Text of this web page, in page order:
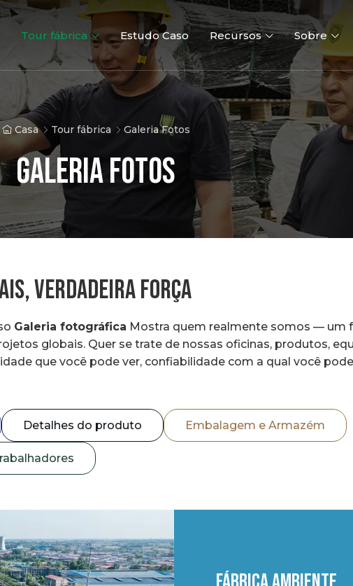
3D Portões vedação
Tour fábrica Estudo Caso Recursos Sobre
Casa Tour fábrica Galeria Fotos
Galeria Fotos
VERDADEIRA FORÇA
Galeria fotográfica Mostra quem realmente somos — um
globais. Quer se trate de nossas oficinas, produtos,
que você pode ver, confiabilidade com a qual você
Detalhes do produto Embalagem e Armazém